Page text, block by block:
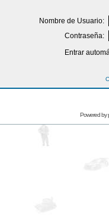
Nombre de Usuario:
Contraseña:
Entrar
Powered by